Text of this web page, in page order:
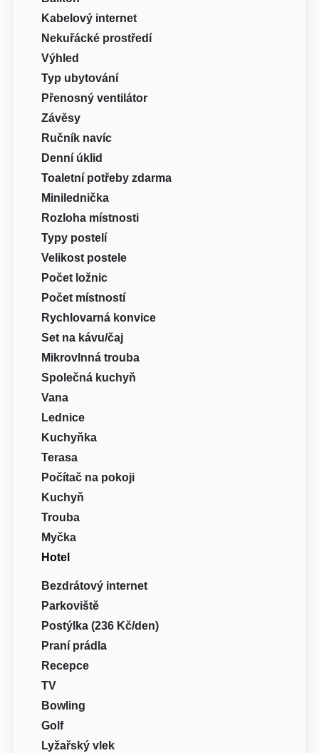
Kabelový internet
Nekuřácké prostředí
Výhled
Typ ubytování
Přenosný ventilátor
Závěsy
Ručník navíc
Denní úklid
Toaletní potřeby zdarma
Minilednička
Rozloha místnosti
Typy postelí
Velikost postele
Počet ložnic
Počet místností
Rychlovarná konvice
Set na kávu/čaj
Mikrovlnná trouba
Společná kuchyň
Vana
Lednice
Kuchyňka
Terasa
Počítač na pokoji
Kuchyň
Trouba
Myčka
Hotel
Bezdrátový internet
Parkoviště
Postýlka (236 Kč/den)
Praní prádla
Recepce
TV
Bowling
Golf
Lyžařský vlek